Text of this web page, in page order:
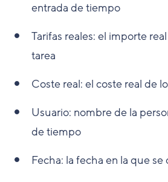
entrada de tiempo
Tarifas reales: el importe
tarea
Coste real: el coste real de
Usuario: nombre de la
de tiempo
Fecha: la fecha en la que